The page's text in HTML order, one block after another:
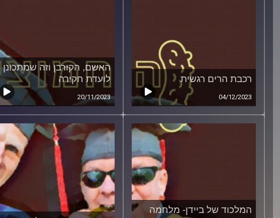
רכבת הרים רגשית
04/12/2023
האשם, הקורבן וזה שמתכונן
לועדת חקירה
20/11/2023
המלכוד של ביידן- מלחמה